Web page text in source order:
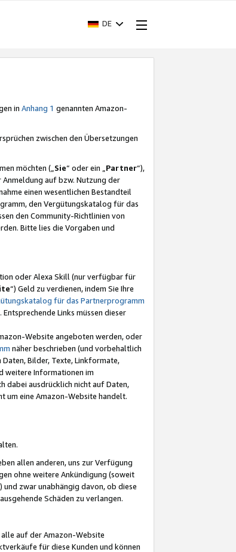
DE
in Anhang 1 genannten Amazon-
zwischen den Übersetzungen
möchten („Sie“ oder ein „Partner“),
Anmeldung auf bzw. Nutzung der
einen wesentlichen Bestandteil
den Vergütungskatalog für das
den Community-Richtlinien von
Bitte lies die Vorgaben und
oder Alexa Skill (nur verfügbar für
“) Geld zu verdienen, indem Sie Ihre
für das Partnerprogramm
Links müssen dieser
Website angeboten werden, oder
näher beschrieben (und vorbehaltlich
Bilder, Texte, Linkformate,
weitere Informationen im
dabei ausdrücklich nicht auf Daten,
um eine Amazon-Website handelt.
allen anderen, uns zur Verfügung
ohne weitere Ankündigung (soweit
zwar unabhängig davon, ob diese
Schäden zu verlangen.
alle auf der Amazon-Website
für diese Kunden und können